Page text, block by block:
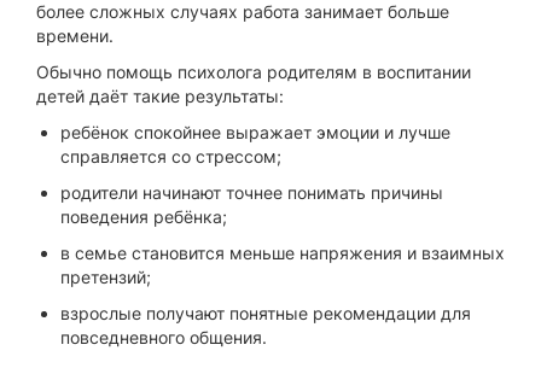
более сложных случаях работа занимает больше
времени.
Обычно помощь психолога родителям в воспитании
детей даёт такие результаты:
ребёнок спокойнее выражает эмоции и лучше
справляется со стрессом;
родители начинают точнее понимать причины
поведения ребёнка;
в семье становится меньше напряжения и взаимных
претензий;
взрослые получают понятные рекомендации для
повседневного общения.